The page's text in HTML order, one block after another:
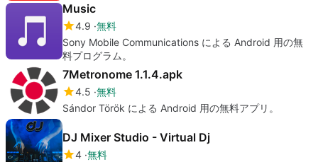
Music
4.9 無料
Sony Mobile Communications による Android 用の無
料プログラム。
7Metronome 1.1.4.apk
4.5 無料
Sándor Török による Android 用の無料アプリ。
DJ Mixer Studio - Virtual Dj
4 無料